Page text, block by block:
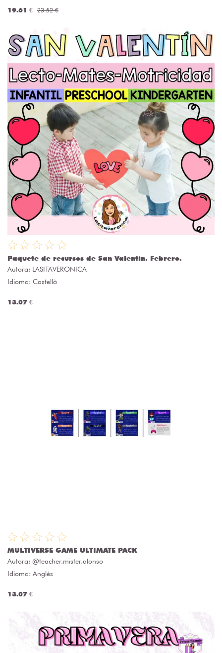
19.61 € 23.52 €
Paquete de recursos de San Valentín. Febrero.
Autora: LASITAVERONICA
Idioma: Castellà
13.07 €
MULTIVERSE GAME ULTIMATE PACK
Autora: @teacher.mister.alonso
Idioma: Anglés
13.07 €